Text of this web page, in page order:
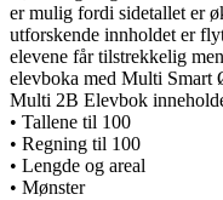
er mulig fordi sidetallet er
utforskende innholdet er
elevene får tilstrekkelig
elevboka med Multi
Multi 2B Elevbok
• Tallene til 100
• Regning til 100
• Lengde og areal
• Mønster